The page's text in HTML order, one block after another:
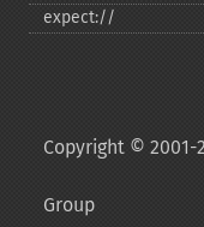
expect://
Copyright © 2001-
Group